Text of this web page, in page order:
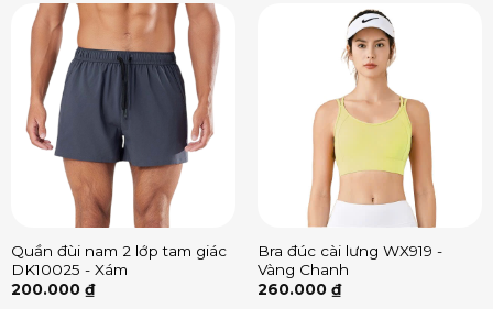
Quần đùi nam 2 lớp tam giác
DK10025 - Xám
200.000 ₫
Bra đúc cài lưng WX919 -
Vàng Chanh
260.000 ₫